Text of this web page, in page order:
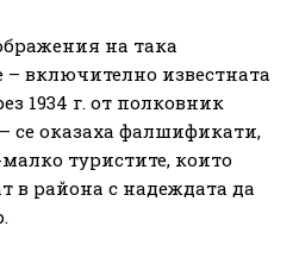
на така
включително известната
1934 г. от полковник
се оказаха фалшификати,
туристите, които
в района с надеждата да